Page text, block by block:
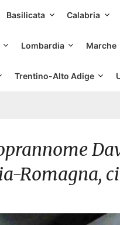
Basilicata Calabria
Lombardia Marche
Trentino-Alto Adige
Romagna,